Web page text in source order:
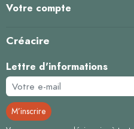
Votre compte
Créacire
Lettre d'informations